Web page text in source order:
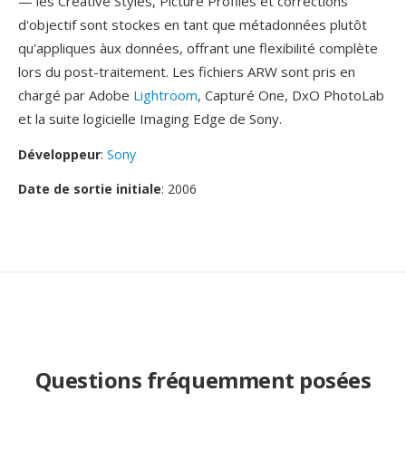
d'objectif sont stockes en tant que métadonnées plutôt
qu'appliques àux données, offrant une flexibilité complète
lors du post-traitement. Les fichiers ARW sont pris en
chargé par Adobe Lightroom, Capturé One, DxO PhotoLab
et la suite logicielle Imaging Edge de Sony.
Développeur: Sony
Date de sortie initiale: 2006
Questions fréquemment posées